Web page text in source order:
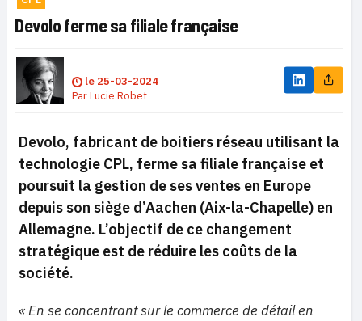
Devolo ferme sa filiale française
le 25-03-2024
ParLucie Robet
Devolo, fabricant de boitiers réseau utilisant la
technologie CPL, ferme sa filiale française et
poursuit la gestion de ses ventes en Europe
depuis son siège d’Aachen (Aix-la-Chapelle) en
Allemagne. L’objectif de ce changement
stratégique est de réduire les coûts de la
société.
« En se concentrant sur le commerce de détail en